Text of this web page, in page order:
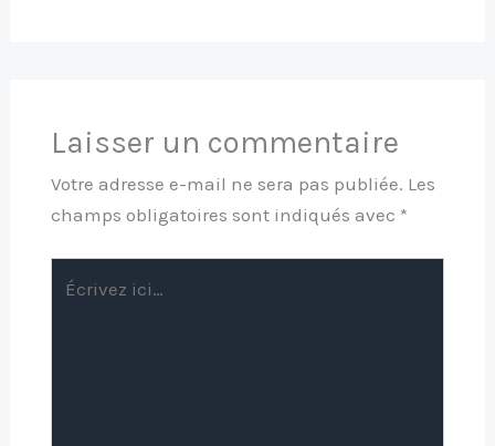
Laisser un commentaire
Votre adresse e-mail ne sera pas publiée. Les
champs obligatoires sont indiqués avec *